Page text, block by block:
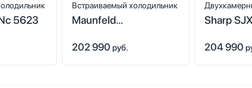
5623
Встраиваемый холодильник
Maunfeld
Inverter
202 990 руб.
Sharp
204 990